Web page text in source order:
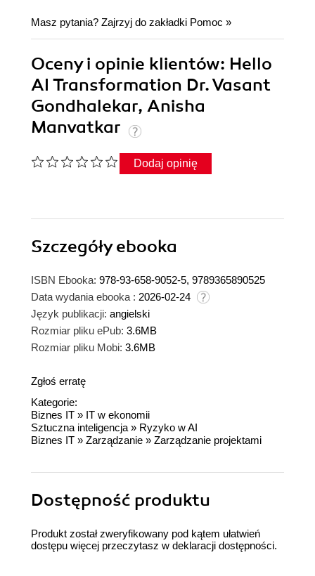
Masz pytania? Zajrzyj do zakładki Pomoc »
Oceny i opinie klientów: Hello
AI Transformation Dr. Vasant
Gondhalekar, Anisha
Manvatkar
Dodaj opinię
Szczegółyebooka
ISBN Ebooka: 978-93-658-9052-5, 9789365890525
Data wydania ebooka : 2026-02-24
Język publikacji: angielski
Rozmiar pliku ePub: 3.6MB
Rozmiar pliku Mobi: 3.6MB
Zgłoś erratę
Kategorie:
Biznes IT » IT w ekonomii
Sztuczna inteligencja » Ryzyko w AI
Biznes IT » Zarządzanie » Zarządzanie projektami
Dostępność produktu
Produkt został zweryfikowany pod kątem ułatwień
dostępu więcej przeczytasz w deklaracji dostępności.